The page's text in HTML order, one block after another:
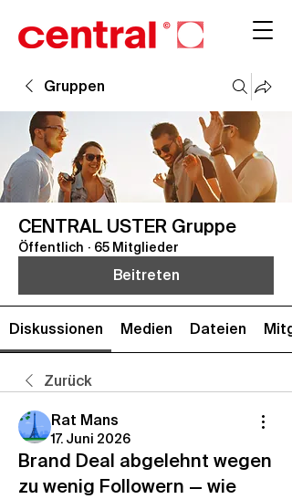
Gruppen
CENTRAL USTER Gruppe
Öffentlich · 65 Mitglieder
Beitreten
Diskussionen Medien Dateien
Zurück
Rat Mans
17. Juni 2026
Brand Deal abgelehnt wegen
zu wenig Followern — wie